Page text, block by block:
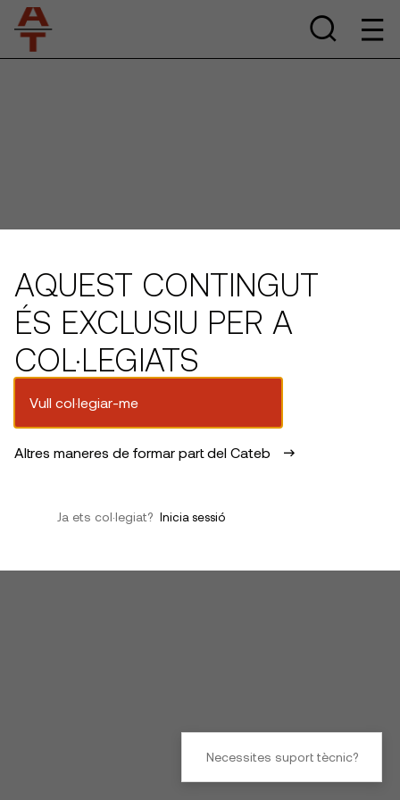
AQUEST CONTINGUT
ÉS EXCLUSIU PER A
COL·LEGIATS
Vull col·legiar-me
Altres maneres de formar part del Cateb
Ja ets col·legiat? Inicia sessió
Necessites suport tècnic?